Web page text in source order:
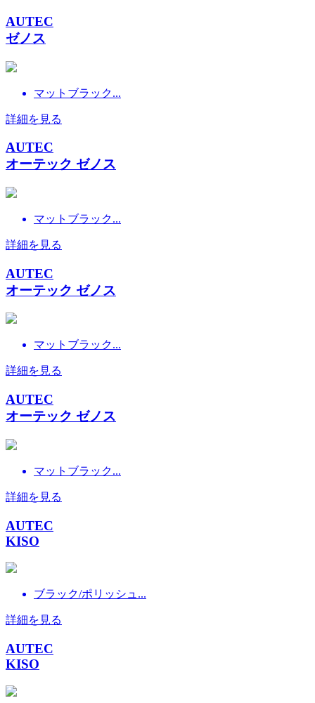
AUTEC
ゼノス
マットブラック...
詳細を見る
AUTEC
オーテック ゼノス
マットブラック...
詳細を見る
AUTEC
オーテック ゼノス
マットブラック...
詳細を見る
AUTEC
オーテック ゼノス
マットブラック...
詳細を見る
AUTEC
KISO
ブラック/ポリッシュ...
詳細を見る
AUTEC
KISO